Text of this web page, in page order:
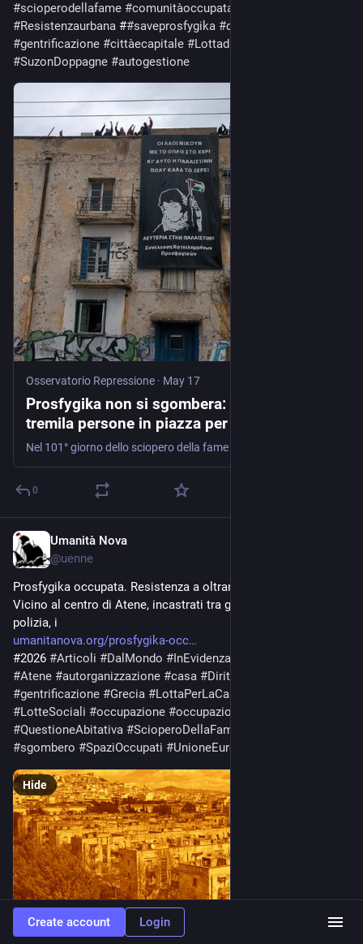
#scioperodellafame #comunitàoccupata
#Resistenzaurbana ##saveprosfygika #dirittoallacasa
#gentrificazione #cittàecapitale #Lottadiclasse
#SuzonDoppagne #autogestione
Osservatorio Repressione · May 17
Prosfygika non si sgombera: ad Atene
tremila persone in piazza per difendere la
comunità autogestita
0
Umanità Nova
@uenne
Prosfygika occupata. Resistenza a oltranza ad Atene
Vicino al centro di Atene, incastrati tra gli uffici centrali della
polizia, i
umanitanova.org/prosfygika-occ
#2026 #Articoli #DalMondo #InEvidenza
#Atene #autorganizzazione #casa #DirittoAllabitare
#gentrificazione #Grecia #LottaPerLaCasa
#LotteSociali #occupazione #occupazioni
#QuestioneAbitativa #ScioperoDellaFame
#sgombero #SpaziOccupati #UnioneEuropea
Hide
Create account Login